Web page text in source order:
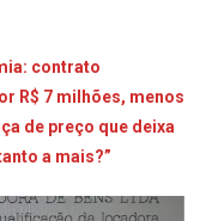
contrato
R$ 7 milhões, menos
de preço que deixa
a mais?”